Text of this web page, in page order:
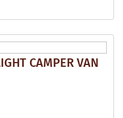
CAMPER VAN